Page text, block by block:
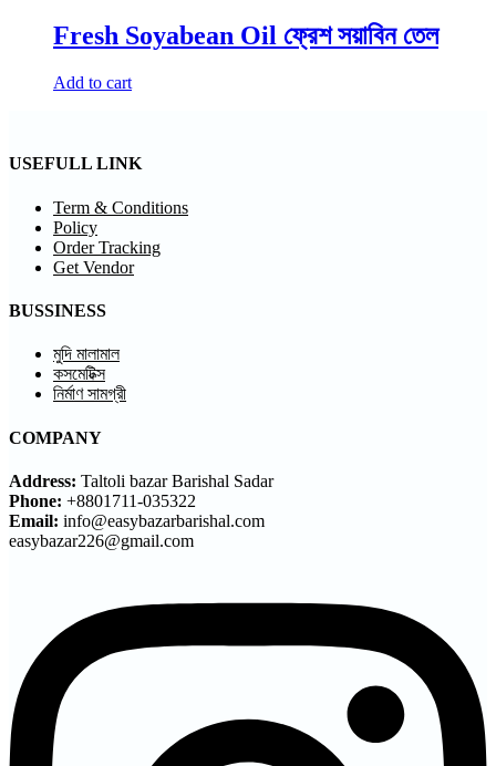
Fresh Soyabean Oil ফ্রেশ সয়াবিন তেল
Add to cart
USEFULL LINK
Term & Conditions
Policy
Order Tracking
Get Vendor
BUSSINESS
মুদি মালামাল
কসমেটিক্স
নির্মাণ সামগ্রী
COMPANY
Address: Taltoli bazar Barishal Sadar
Phone: +8801711-035322
Email: info@easybazarbarishal.com
easybazar226@gmail.com